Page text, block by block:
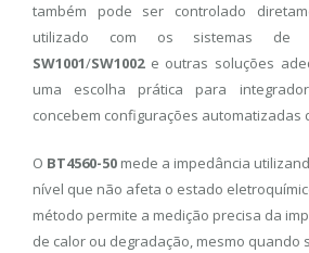
também pode ser controlado
utilizado com os sistemas de
SW1001/SW1002e outras soluções
uma escolha prática para
concebem configurações automatizadas
O BT4560-50 mede a impedância
nível que não afeta o estado
método permite a medição precisa da
de calor ou degradação, mesmo quando